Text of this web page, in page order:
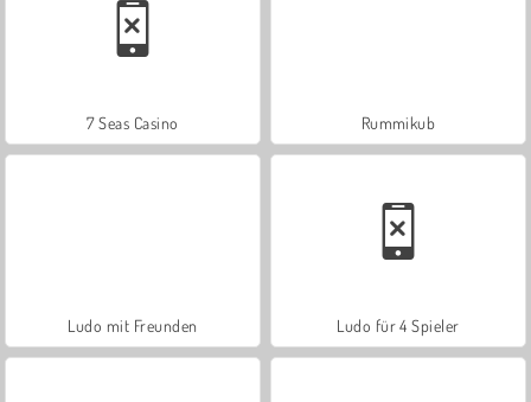
7 Seas Casino Rummikub
Ludo mit Freunden Ludo für 4 Spieler